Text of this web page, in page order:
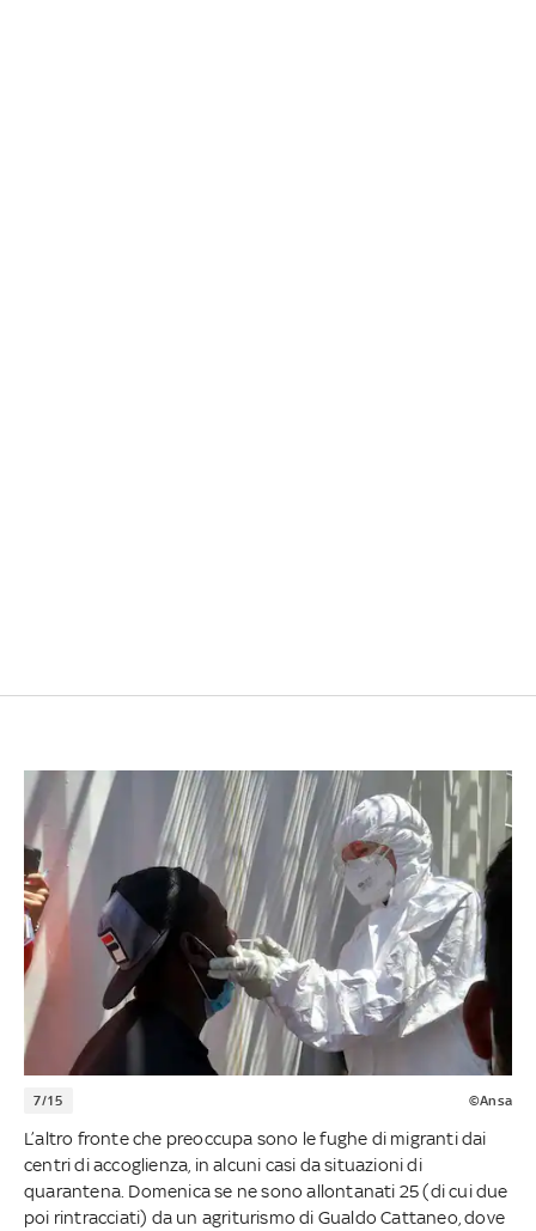
7/15 ©Ansa
L’altro fronte che preoccupa sono le fughe di migranti dai
centri di accoglienza, in alcuni casi da situazioni di
quarantena. Domenica se ne sono allontanati 25 (di cui due
poi rintracciati) da un agriturismo di Gualdo Cattaneo, dove